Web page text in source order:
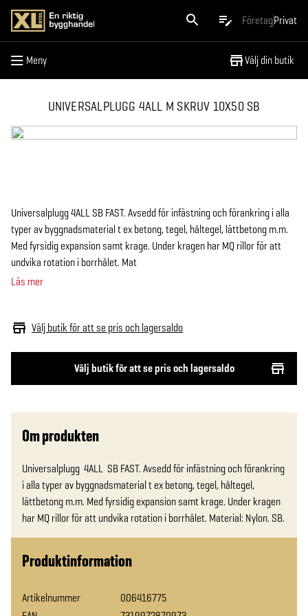
FöretagPrivat
Meny Välj din butik
Meny
UNIVERSALPLUGG 4ALL M SKRUV 10X50 SB
Välj butik för att se pris och lagersaldo
Välj butik för att se pris och lagersaldo
Universalplugg 4ALL SB FAST. Avsedd för infästning och förankring i alla
typer av byggnadsmaterial t ex betong, tegel, håltegel, lättbetong m.m.
Med fyrsidig expansion samt krage. Under kragen har MQ rillor för att
undvika rotation i borrhålet. Mat
Läs mer
Om produkten
Universalplugg  4ALL  SB FAST. Avsedd för infästning och förankring
i alla typer av byggnadsmaterial t ex betong, tegel, håltegel,
lättbetong m.m. Med fyrsidig expansion samt krage. Under kragen
har MQ rillor för att undvika rotation i borrhålet. Material: Nylon. SB.
Produktinformation
Artikelnummer
006416775